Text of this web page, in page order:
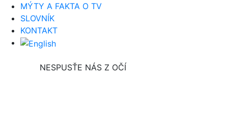
MÝTY A FAKTA O TV
SLOVNÍK
KONTAKT
NESPUSŤE NÁS Z OČÍ